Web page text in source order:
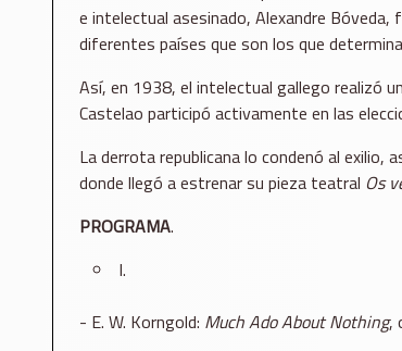
e intelectual asesinado, Alexandre
diferentes países que son los que
Así, en 1938, el intelectual gallego realizó
Castelao participó activamente en las
La derrota republicana lo condenó al exilio,
donde llegó a estrenar su pieza teatral Os
PROGRAMA.
I.
- E. W. Korngold: Much Ado About Nothing,